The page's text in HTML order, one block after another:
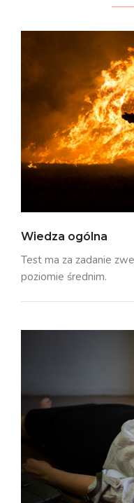
Wiedza ogólna
Test ma za zadanie
poziomie średnim.